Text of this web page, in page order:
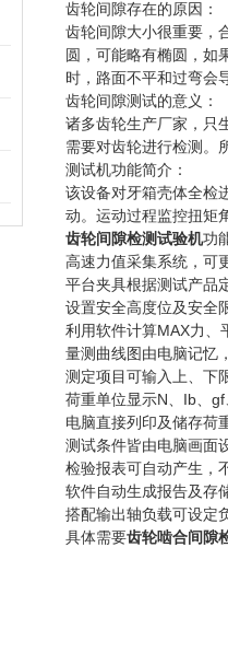
齿轮间隙存在的原因：
齿轮间隙大小很重要，
圆，可能略有椭圆，如
时，路面不平和过弯会
齿轮间隙测试的意义：
诸多齿轮生产厂家，只
需要对齿轮进行检测。
测试机功能简介：
该设备对牙箱壳体全检
动。运动过程监控扭矩
齿轮间隙检测试验机功
高速力值采集系统，可
平台夹具根据测试产品
设置安全高度位及安全
利用软件计算MAX力、
量测曲线图由电脑记忆
测定项目可输入上、下
荷重单位显示N、 Ib、 gf
电脑直接列印及储存荷
测试条件皆由电脑画面
检验报表可自动产生，
软件自动生成报告及存
搭配输出轴负载可设定
具体需要齿轮啮合间隙